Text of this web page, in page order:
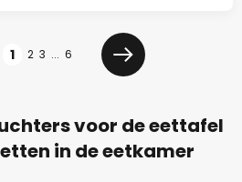
1 2 3 ... 6
Volgende
voor de eettafel
in de eetkamer